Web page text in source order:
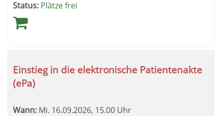
Status: Plätze frei
Einstieg in die elektronische Patientenakte
(ePa)
Wann: Mi. 16.09.2026, 15.00 Uhr